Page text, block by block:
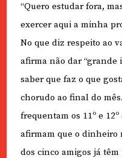
“Quero estudar fora,
exercer aqui a minha
No que diz respeito ao
afirma não dar “grande
saber que faz o que
chorudo ao final do
frequentam os 11º e
afirmam que o dinheiro
dos cinco amigos já